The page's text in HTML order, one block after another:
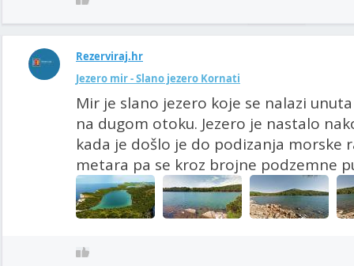
Rezerviraj.hr
Jezero mir - Slano jezero Kornati
Mir je slano jezero koje se nalazi
na dugom otoku. Jezero je nastalo
kada je došlo je do podizanja morske
metara pa se kroz brojne podzemne